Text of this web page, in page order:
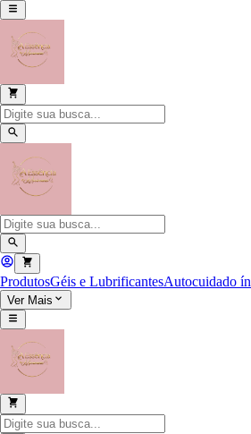
ProdutosGéis e LubrificantesAutocuidado
Ver Mais